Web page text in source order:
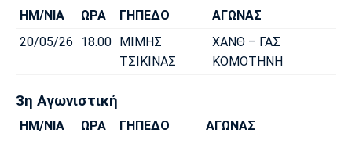
ΗΜ/ΝΙΑ ΩΡΑ ΓΗΠΕΔΟ
ΑΓΩΝΑΣ
20/05/26
18.00 ΜΙΜΗΣ
ΤΣΙΚΙΝΑΣ
ΧΑΝΘ – ΓΑΣ
ΚΟΜΟΤΗΝΗ
3η Αγωνιστική
ΗΜ/ΝΙΑ ΩΡΑ ΓΗΠΕΔΟ ΑΓΩΝΑΣ